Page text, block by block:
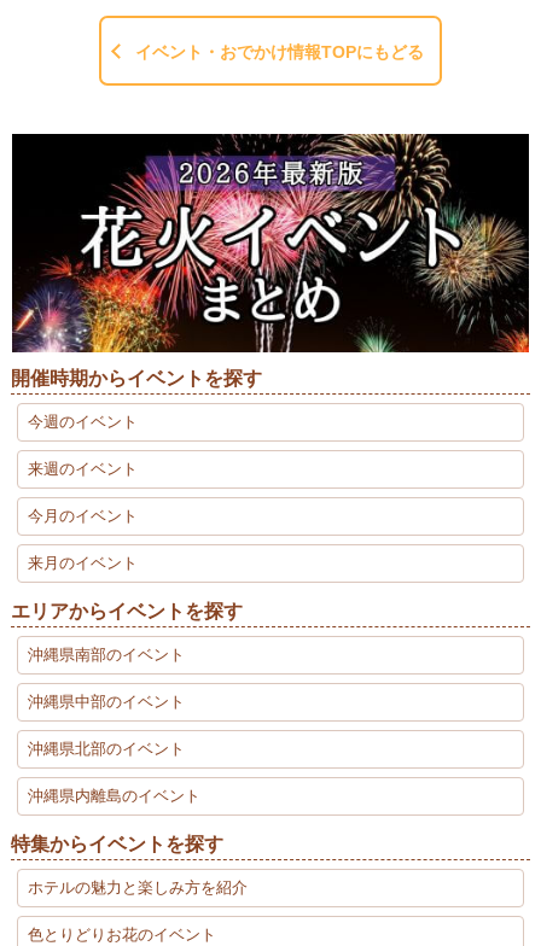
イベント・おでかけ情報TOPにもどる
開催時期からイベントを探す
今週のイベント
来週のイベント
今月のイベント
来月のイベント
エリアからイベントを探す
沖縄県南部のイベント
沖縄県中部のイベント
沖縄県北部のイベント
沖縄県内離島のイベント
特集からイベントを探す
ホテルの魅力と楽しみ方を紹介
色とりどりお花のイベント